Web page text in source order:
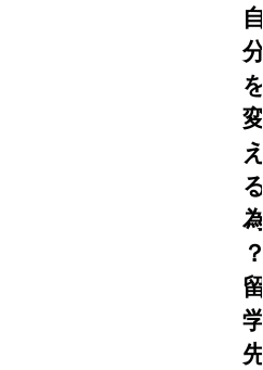
自
分
を
変
え
る
為
？
留
学
先